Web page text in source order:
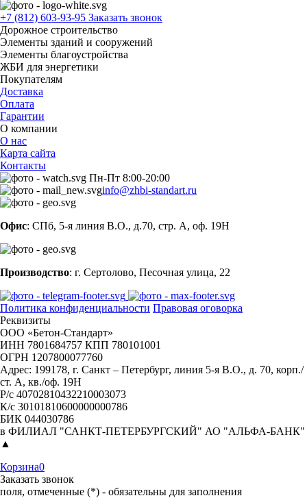
+7 (812) 603-93-95 Заказать звонок
Дорожное строительство
Элементы зданий и сооружений
Элементы благоустройства
ЖБИ для энергетики
Покупателям
Доставка
Оплата
Гарантии
О компании
О нас
Карта сайта
Контакты
Пн-Пт 8:00-20:00
info@zhbi-standart.ru
Офис: СПб, 5-я линия В.О., д.70, стр. А, оф. 19Н
Производство: г. Сертолово, Песочная улица, 22
Политика конфиденциальности Правовая оговорка
Реквизиты
ООО «Бетон-Стандарт»
ИНН 7801684757 КПП 780101001
ОГРН 1207800077760
Адрес: 199178, г. Санкт – Петербург, линия 5-я В.О., д. 70, корп./
ст. А, кв./оф. 19Н
Р/с 40702810432210003073
К/с 30101810600000000786
БИК 044030786
в ФИЛИАЛ "САНКТ-ПЕТЕРБУРГСКИЙ" АО "АЛЬФА-БАНК"
▲
Корзина0
Заказать звонок
поля, отмеченные (*) - обязательны для заполнения